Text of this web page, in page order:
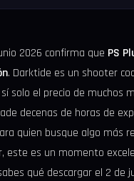
2026 confirma que PS
. Darktide es un shooter
solo el precio de muchos
decenas de horas de
quien busque algo más
este es un momento
qué descargar el 2 de